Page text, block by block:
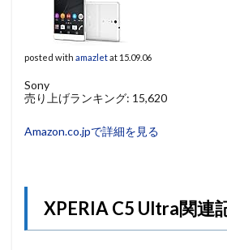
posted with amazletat 15.09.06
Sony
売り上げランキング: 15,620
Amazon.co.jpで詳細を見る
XPERIA C5 Ultra関連